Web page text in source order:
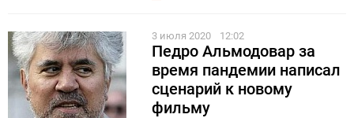
3 июля 2020 12:02
Педро Альмодовар за
время пандемии написал
сценарий к новому
фильму